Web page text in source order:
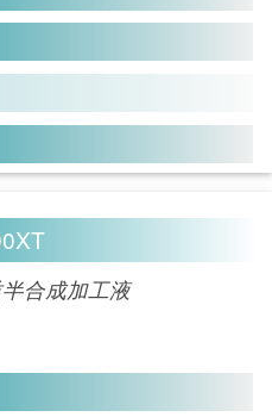
合成加工液